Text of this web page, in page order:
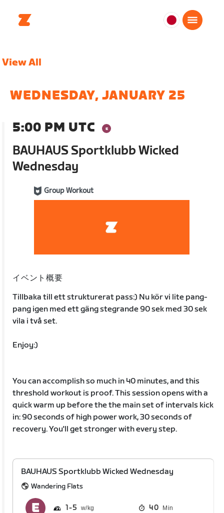
日
View All
WEDNESDAY, JANUARY 25
5:00 PM UTC
BAUHAUS Sportklubb Wicked
Wednesday
Group Workout
イベント概要
Tillbaka till ett strukturerat pass:) Nu kör vi lite pang-
pang igen med ett gäng stegrande 90 sek med 30 sek
vila i två set.
Enjoy:)
You can accomplish so much in 40 minutes, and this
threshold workout is proof. This session opens with a
quick warm up before the the main set of intervals kick
in: 90 seconds of high power work, 30 seconds of
recovery. You'll get stronger with every step.
BAUHAUS Sportklubb Wicked Wednesday
Wandering Flats
1 5 40 Min